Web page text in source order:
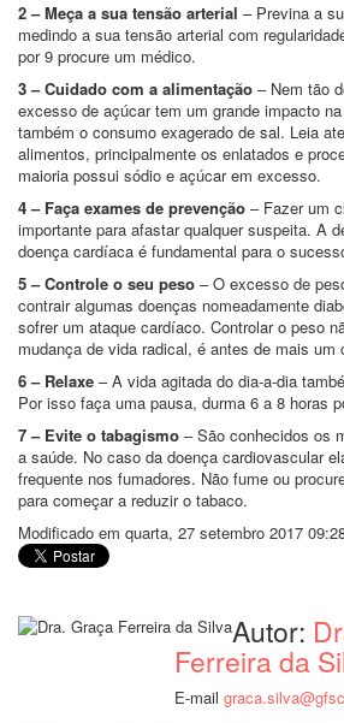
2 – Meça a sua tensão arterial – Previna a
medindo a sua tensão arterial com
por 9 procure um médico.
3 – Cuidado com a alimentação – Nem tão
excesso de açúcar tem um grande impacto
também o consumo exagerado de sal. Leia
alimentos, principalmente os enlatados e
maioria possui sódio e açúcar em excesso.
4 – Faça exames de prevenção – Fazer um
importante para afastar qualquer suspeita. A
doença cardíaca é fundamental para o
5 – Controle o seu peso – O excesso de
contrair algumas doenças nomeadamente
sofrer um ataque cardíaco. Controlar o peso
mudança de vida radical, é antes de mais um
6 – Relaxe – A vida agitada do dia-a-dia
Por isso faça uma pausa, durma 6 a 8 horas
7 – Evite o tabagismo – São conhecidos os
a saúde. No caso da doença cardiovascular
frequente nos fumadores. Não fume ou
para começar a reduzir o tabaco.
Modificado em quarta, 27 setembro 2017
Autor:
Ferreira da
E-mail